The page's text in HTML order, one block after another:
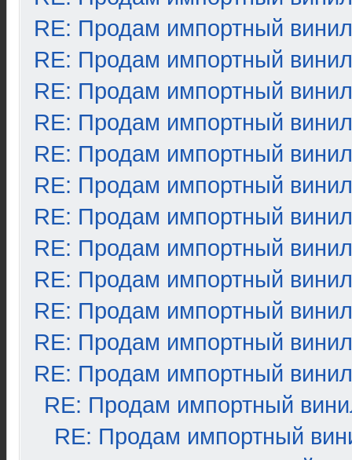
RE: Продам импортный винил
RE: Продам импортный винил
RE: Продам импортный винил
RE: Продам импортный винил
RE: Продам импортный винил
RE: Продам импортный винил
RE: Продам импортный винил
RE: Продам импортный винил
RE: Продам импортный винил
RE: Продам импортный винил
RE: Продам импортный винил
RE: Продам импортный винил
RE: Продам импортный
RE: Продам импортный